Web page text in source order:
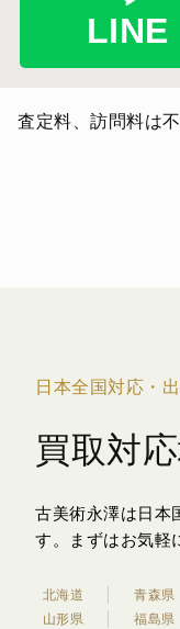
LINE
査定料、訪問料は
日本全国対応・
買取対
古美術永澤は日本
す。
まずはお気軽
北海道 青森県
山形県
福島県